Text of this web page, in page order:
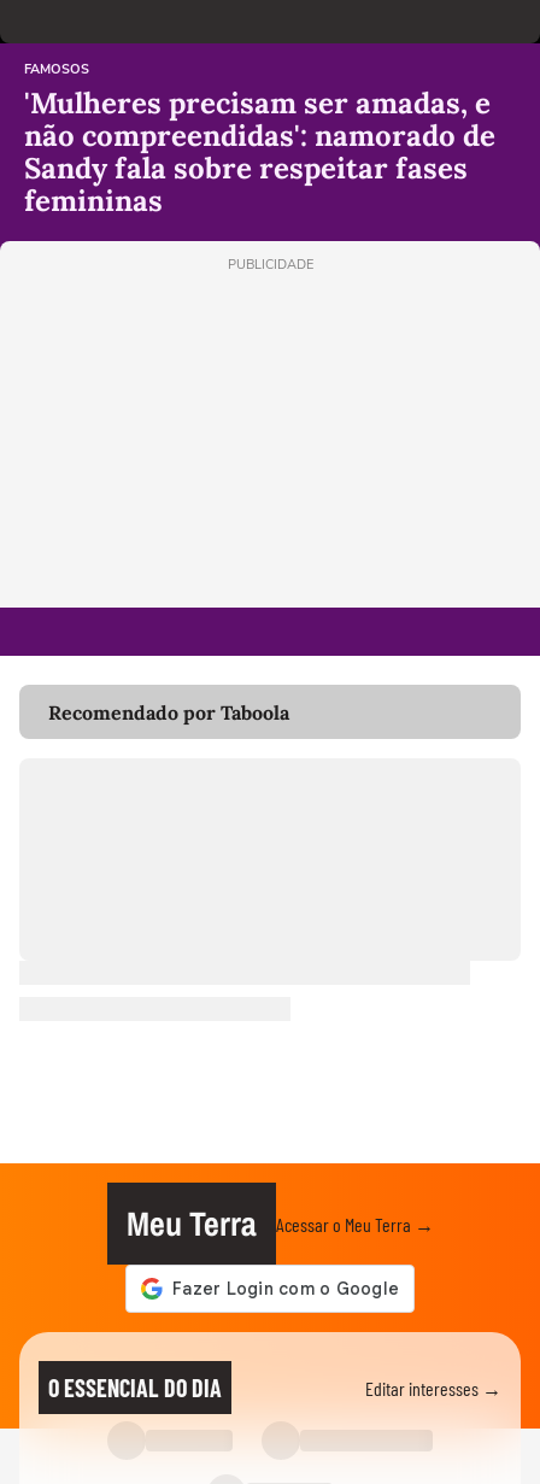
FAMOSOS
'Mulheres precisam ser amadas, e
não compreendidas': namorado de
Sandy fala sobre respeitar fases
femininas
PUBLICIDADE
Recomendado por Taboola
Meu Terra Acessar o Meu Terra →
O ESSENCIAL DO DIA Editar interesses →